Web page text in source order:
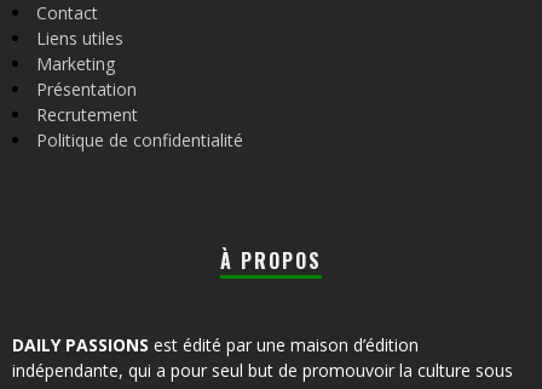
Contact
Liens utiles
Marketing
Présentation
Recrutement
Politique de confidentialité
À PROPOS
DAILY PASSIONS est édité par une maison d’édition
indépendante, qui a pour seul but de promouvoir la culture sous